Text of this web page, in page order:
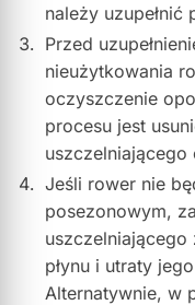
należy uzupełnić
Przed
nieużytkowania
oczyszczenie
procesu jest
Jeśli rower nie
posezonowym,
płynu i utraty
Alternatywnie, w